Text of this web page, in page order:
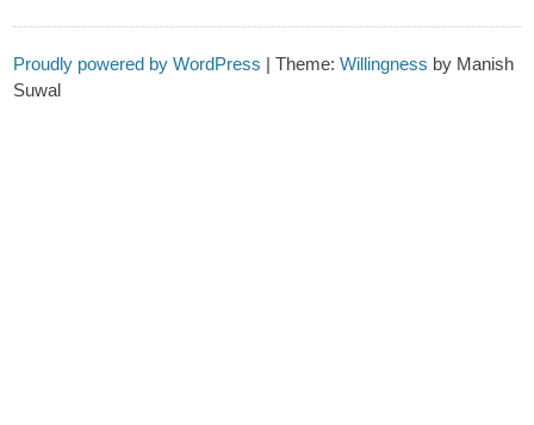
Proudly powered by WordPress |Theme:Willingness by Manish
Suwal